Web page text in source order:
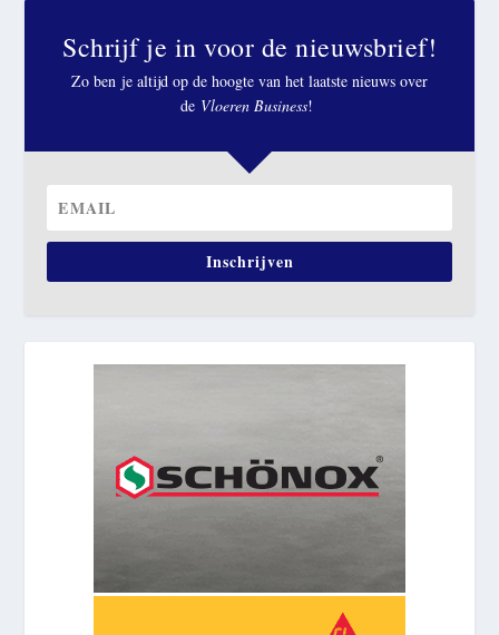
Schrijf je in voor de nieuwsbrief!
Zo ben je altijd op de hoogte van het laatste nieuws over
de Vloeren Business!
Inschrijven